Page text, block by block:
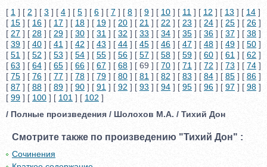
[ 1 ] [ 2 ] [ 3 ] [ 4 ] [ 5 ] [ 6 ] [ 7 ] [ 8 ] [ 9 ] [ 10 ] [ 11 ] [ 12 ] [ 13 ] [ 14 ]
[ 15 ] [ 16 ] [ 17 ] [ 18 ] [ 19 ] [ 20 ] [ 21 ] [ 22 ] [ 23 ] [ 24 ] [ 25 ] [ 26 ]
[ 27 ] [ 28 ] [ 29 ] [ 30 ] [ 31 ] [ 32 ] [ 33 ] [ 34 ] [ 35 ] [ 36 ] [ 37 ] [ 38 ]
[ 39 ] [ 40 ] [ 41 ] [ 42 ] [ 43 ] [ 44 ] [ 45 ] [ 46 ] [ 47 ] [ 48 ] [ 49 ] [ 50 ]
[ 51 ] [ 52 ] [ 53 ] [ 54 ] [ 55 ] [ 56 ] [ 57 ] [ 58 ] [ 59 ] [ 60 ] [ 61 ] [ 62 ]
[ 63 ] [ 64 ] [ 65 ] [ 66 ] [ 67 ] [ 68 ] [ 69 ] [ 70 ] [ 71 ] [ 72 ] [ 73 ] [ 74 ]
[ 75 ] [ 76 ] [ 77 ] [ 78 ] [ 79 ] [ 80 ] [ 81 ] [ 82 ] [ 83 ] [ 84 ] [ 85 ] [ 86 ]
[ 87 ] [ 88 ] [ 89 ] [ 90 ] [ 91 ] [ 92 ] [ 93 ] [ 94 ] [ 95 ] [ 96 ] [ 97 ] [ 98 ]
[ 99 ] [ 100 ] [ 101 ] [ 102 ]
/ Полные произведения / Шолохов М.А. / Тихий Дон
Смотрите также по произведению "Тихий Дон" :
Сочинения